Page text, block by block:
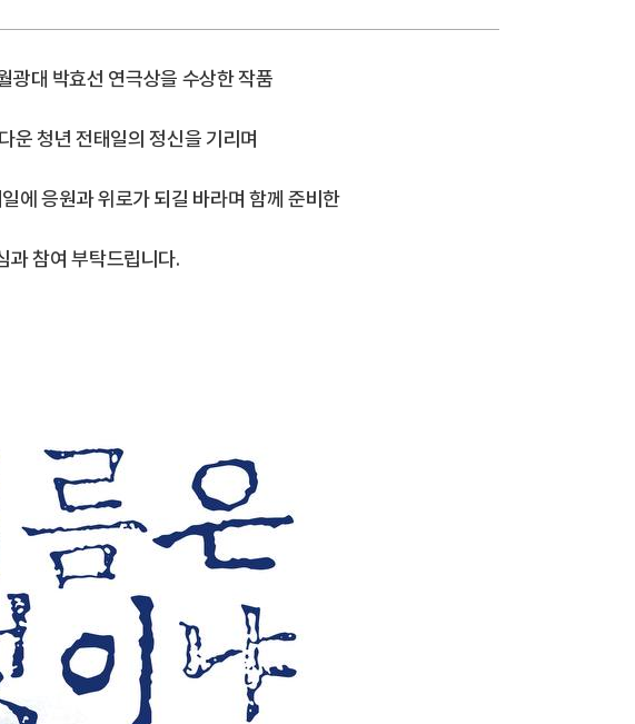
광대 박효선 연극상을 수상한 작품
운 청년 전태일의 정신을 기리며
에 응원과 위로가 되길 바라며 함께 준비한
과 참여 부탁드립니다.